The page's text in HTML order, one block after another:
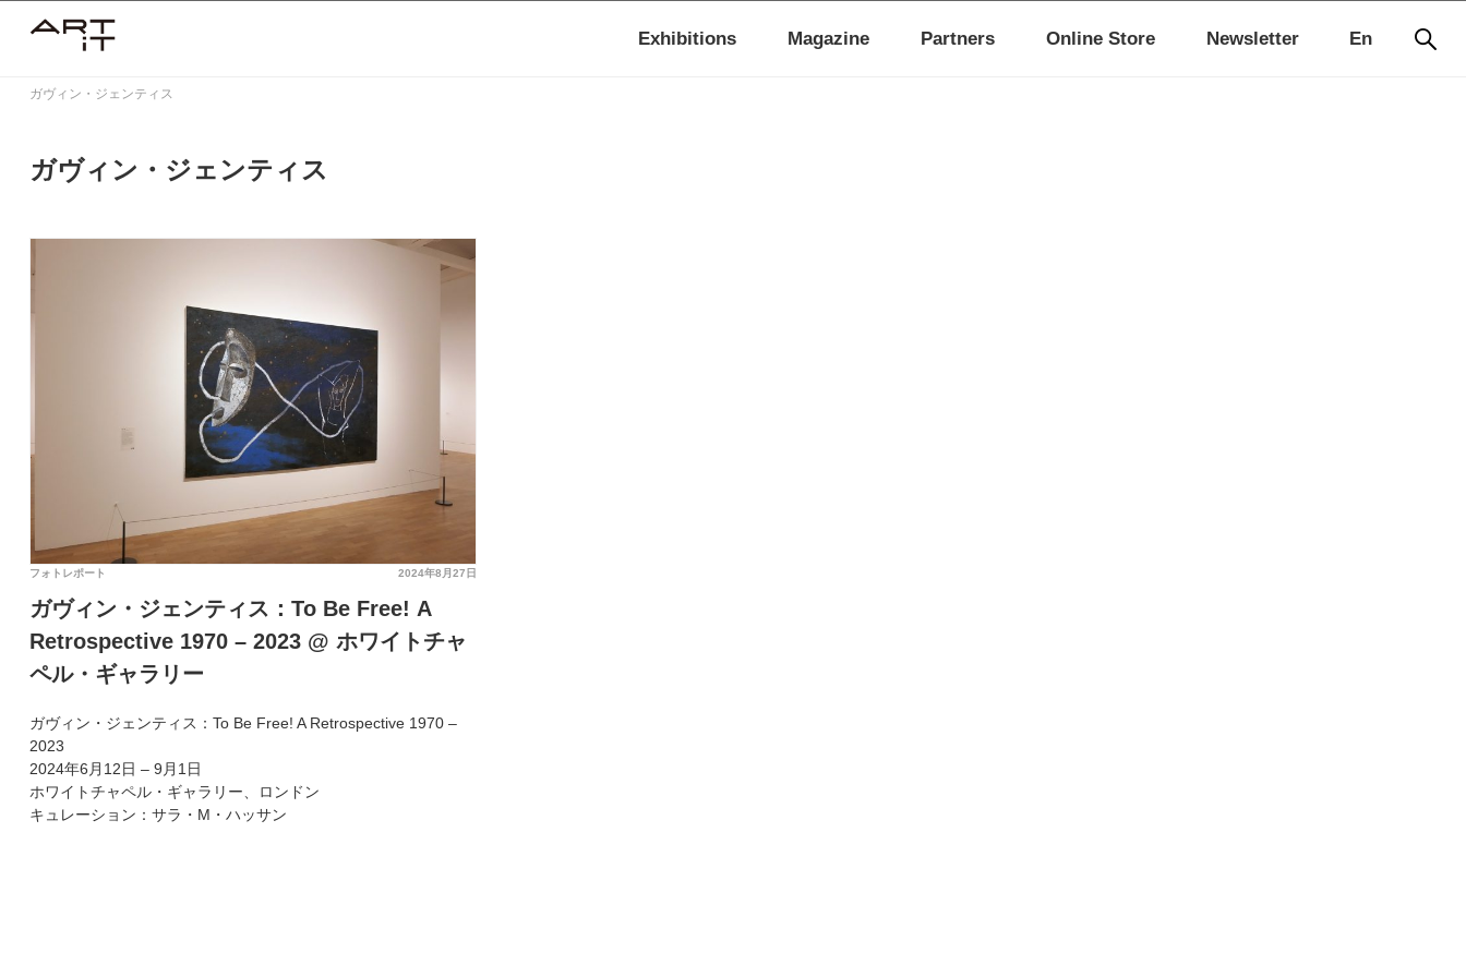
En
Exhibitions Magazine Partners Online Store Newsletter
ガヴィン・ジェンティス
ガヴィン・ジェンティス
2024年8月27日
フォトレポート
ガヴィン・ジェンティス：To Be Free! A
Retrospective 1970 – 2023 @ ホワイトチャ
ペル・ギャラリー
ガヴィン・ジェンティス：To Be Free! A Retrospective 1970 –
2023
2024年6月12日 – 9月1日
ホワイトチャペル・ギャラリー、ロンドン
キュレーション：サラ・M・ハッサン